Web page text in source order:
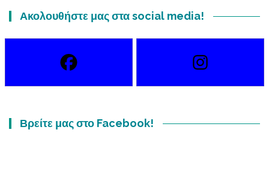
Ακολουθήστε μας στα social media!
Βρείτε μας στο Facebook!